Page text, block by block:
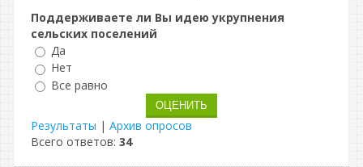
Поддерживаете ли Вы идею укрупнения
сельских поселений
Да
Нет
Все равно
Результаты | Архив опросов
Всего ответов: 34